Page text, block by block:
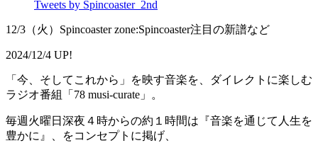
Tweets by Spincoaster_2nd
12/3（火）Spincoaster zone:Spincoaster注目の新譜など
2024/12/4 UP!
「今、そしてこれから」を映す音楽を、ダイレクトに楽しむ
ラジオ番組「78 musi-curate」。
毎週火曜日深夜４時からの約１時間は『音楽を通じて人生を
豊かに』、をコンセプトに掲げ、